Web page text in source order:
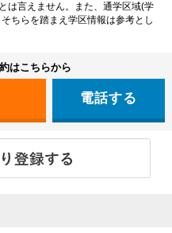
は言えません。また、通学区域(学
ちらを踏まえ学区情報は参考とし
はこちらから
電話する